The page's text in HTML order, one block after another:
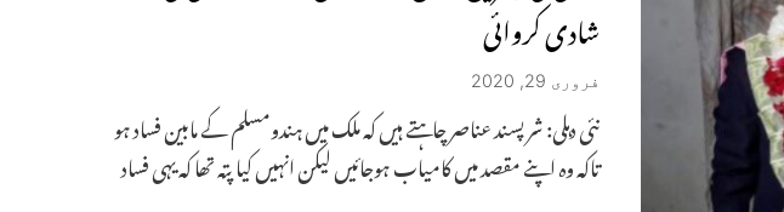
شادی کروائی
فروری 29, 2020
نئی دہلی: شر پسند عناصر چاہتے ہیں کہ ملک میں ہندومسلم کے مابین فساد ہو
تاکہ وہ اپنے مقصد میں کامیاب ہوجائیں لیکن انہیں کیا پتہ تھا کہ یہی فساد